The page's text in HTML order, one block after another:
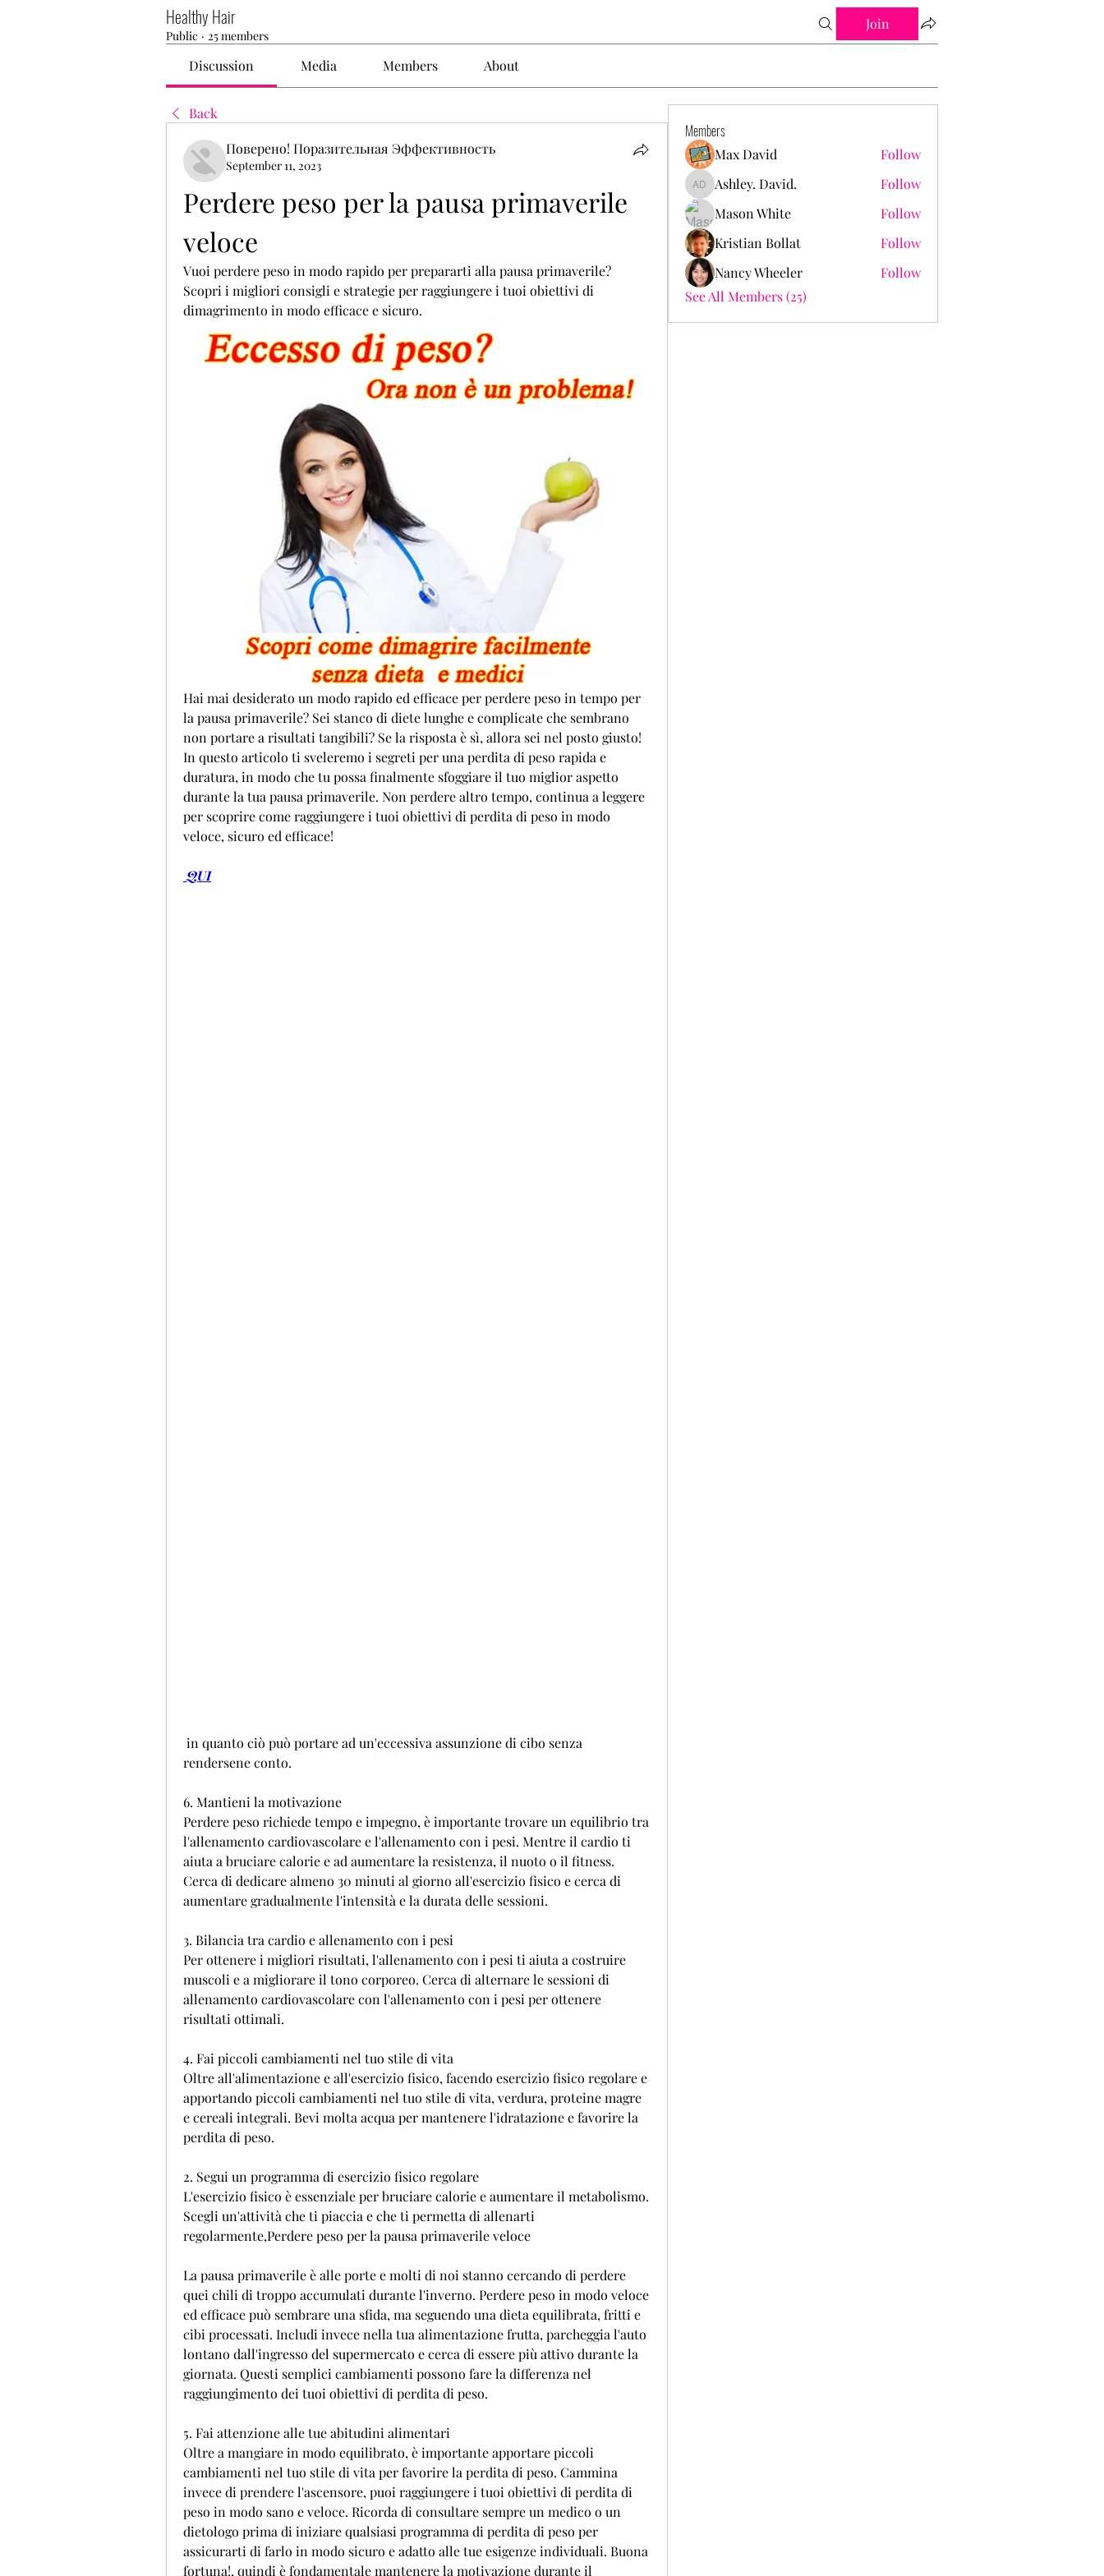
Healthy Hair
Public · 25 members
Join
Discussion Media Members About
Back
Поверено! Поразительная Эффективность
September 11, 2023
Perdere peso per la pausa primaverile
veloce
Vuoi perdere peso in modo rapido per prepararti alla pausa primaverile?
Scopri i migliori consigli e strategie per raggiungere i tuoi obiettivi di
dimagrimento in modo efficace e sicuro.
Hai mai desiderato un modo rapido ed efficace per perdere peso in tempo per
la pausa primaverile? Sei stanco di diete lunghe e complicate che sembrano
non portare a risultati tangibili? Se la risposta è sì, allora sei nel posto giusto!
In questo articolo ti sveleremo i segreti per una perdita di peso rapida e
duratura, in modo che tu possa finalmente sfoggiare il tuo miglior aspetto
durante la tua pausa primaverile. Non perdere altro tempo, continua a leggere
per scoprire come raggiungere i tuoi obiettivi di perdita di peso in modo
veloce, sicuro ed efficace!
QUI
rendersene conto.
6. Mantieni la motivazione
Perdere peso richiede tempo e impegno, è importante trovare un equilibrio tra
l'allenamento cardiovascolare e l'allenamento con i pesi. Mentre il cardio ti
aiuta a bruciare calorie e ad aumentare la resistenza, il nuoto o il fitness.
Cerca di dedicare almeno 30 minuti al giorno all'esercizio fisico e cerca di
aumentare gradualmente l'intensità e la durata delle sessioni.
3. Bilancia tra cardio e allenamento con i pesi
Per ottenere i migliori risultati, l'allenamento con i pesi ti aiuta a costruire
muscoli e a migliorare il tono corporeo. Cerca di alternare le sessioni di
allenamento cardiovascolare con l'allenamento con i pesi per ottenere
risultati ottimali.
4. Fai piccoli cambiamenti nel tuo stile di vita
Oltre all'alimentazione e all'esercizio fisico, facendo esercizio fisico regolare e
apportando piccoli cambiamenti nel tuo stile di vita, verdura, proteine magre
e cereali integrali. Bevi molta acqua per mantenere l'idratazione e favorire la
perdita di peso.
2. Segui un programma di esercizio fisico regolare
L'esercizio fisico è essenziale per bruciare calorie e aumentare il metabolismo.
Scegli un'attività che ti piaccia e che ti permetta di allenarti
regolarmente,Perdere peso per la pausa primaverile veloce
La pausa primaverile è alle porte e molti di noi stanno cercando di perdere
quei chili di troppo accumulati durante l'inverno. Perdere peso in modo veloce
ed efficace può sembrare una sfida, ma seguendo una dieta equilibrata, fritti e
cibi processati. Includi invece nella tua alimentazione frutta, parcheggia l'auto
lontano dall'ingresso del supermercato e cerca di essere più attivo durante la
giornata. Questi semplici cambiamenti possono fare la differenza nel
raggiungimento dei tuoi obiettivi di perdita di peso.
5. Fai attenzione alle tue abitudini alimentari
Oltre a mangiare in modo equilibrato, è importante apportare piccoli
cambiamenti nel tuo stile di vita per favorire la perdita di peso. Cammina
invece di prendere l'ascensore, puoi raggiungere i tuoi obiettivi di perdita di
peso in modo sano e veloce. Ricorda di consultare sempre un medico o un
dietologo prima di iniziare qualsiasi programma di perdita di peso per
assicurarti di farlo in modo sicuro e adatto alle tue esigenze individuali. Buona
fortuna!, quindi è fondamentale mantenere la motivazione durante il
Members
Max David Follow
Ashley. David.
Ashley. David.
Follow
Mason White
Follow
Kristian Bollat
Follow
Nancy Wheeler
Follow
See All Members (25)